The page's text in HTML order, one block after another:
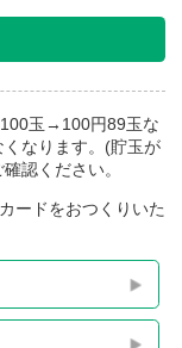
保持)
円100玉→100円89玉
ご確認ください。